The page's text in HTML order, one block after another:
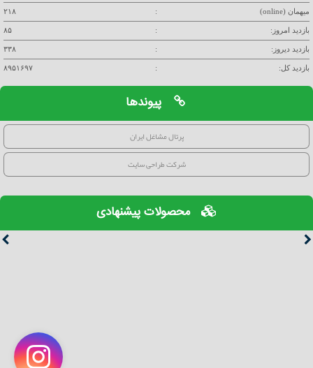
میهمان (online) : ۲۱۸
بازدید امروز: : ۸۵
بازدید دیروز: : ۳۳۸
بازدید کل: : ۸۹۵۱۶۹۷
پیوندها
پرتال مشاغل ایران
شرکت طراحی سایت
محصولات پیشنهادی